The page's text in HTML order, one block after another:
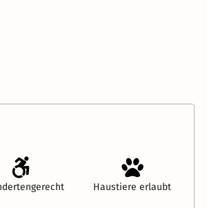
Haustiere erlaubt